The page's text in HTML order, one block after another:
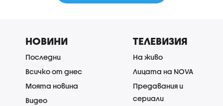
НОВИНИ
Последни
Всичко от днес
Моята новина
Видео
ТЕЛЕВИЗИЯ
На живо
Лицата на NOVA
Предавания и
сериали